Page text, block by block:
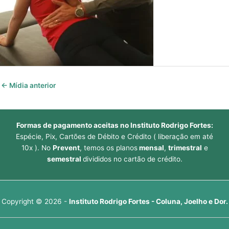
← Mídia anterior
Formas de pagamento aceitas no Instituto Rodrigo Fortes:
Espécie, Pix, Cartões de Débito e Crédito ( liberação em até
10x ). No Prevent, temos os planosmensal, trimestral e
semestral divididos no cartão de crédito.
Copyright © 2026 - Instituto Rodrigo Fortes - Coluna, Joelho e Dor.